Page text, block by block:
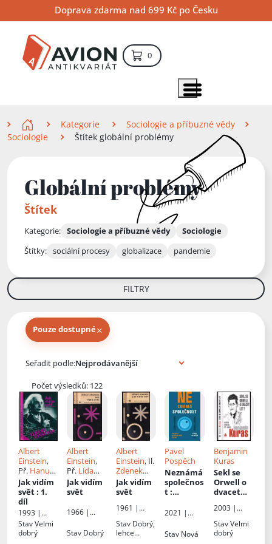
na
obsah
na
navigaci
na
vyhledávání
Doprava zdarma nad 699 Kč po Česku
0položek – košík
Zobrazit položky menu
Kategorie
Sociologie a příbuzné vědy
Sociologie
Štítek globální problémy
Globální problémy
Štítek
Kategorie: Sociologie a příbuzné vědy
Sociologie
Štítky: sociální procesy globalizace pandemie
FILTRY
Pouze dostupné×
Seřadit podle:
Počet výsledků: 122
Albert
Einstein,
Př. Hanuš
Karlach
Jak vidím
svět: 1.
díl
1993 |
Nakladatels
tví Lidové
noviny
StavVelmi
dobrý
Albert
Einstein,
Př. Lída
Úlehlová
Jak vidím
svět
1966 |
nský
spisovatel
Stav Dobrý
Albert
Einstein, Il.
Zdenek
Seydl, Př.
Lída
Ed.
Vladimír
Ruml,Ivan
Úlehla
Jak vidím
svět
1961 |
nský
spisovatel
Stav Dobrý,
lehce
Pavel
Pospěch
Neznámá
společnos
t:
na
současné
Česko
2021 |
Stav Nová
Benjamin
Kuras
Sekl se
Orwell o
dvacet
svoboda a
totalita v
21. století
2003 |
StavVelmi
dobrý